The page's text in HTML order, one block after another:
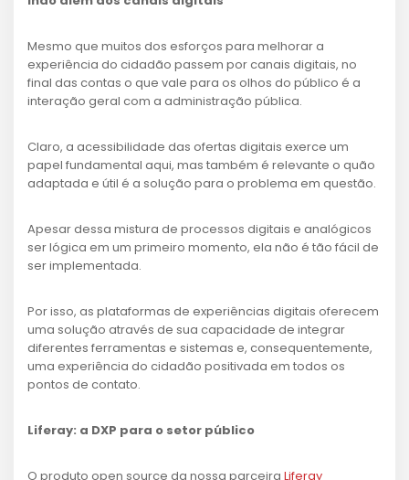
Mesmo que muitos dos esforços para melhorar a
experiência do cidadão passem por canais digitais, no
final das contas o que vale para os olhos do público é a
interação geral com a administração pública.
Claro, a acessibilidade das ofertas digitais exerce um
papel fundamental aqui, mas também é relevante o quão
adaptada e útil é a solução para o problema em questão.
Apesar dessa mistura de processos digitais e analógicos
ser lógica em um primeiro momento, ela não é tão fácil de
ser implementada.
Por isso, as plataformas de experiências digitais oferecem
uma solução através de sua capacidade de integrar
diferentes ferramentas e sistemas e, consequentemente,
uma experiência do cidadão positivada em todos os
pontos de contato.
Liferay: a DXP para o setor público
O produto open source da nossa parceira Liferay